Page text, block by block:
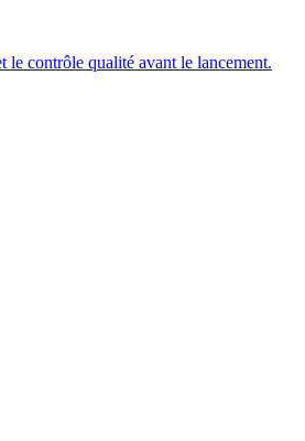
le contrôle qualité avant le lancement.